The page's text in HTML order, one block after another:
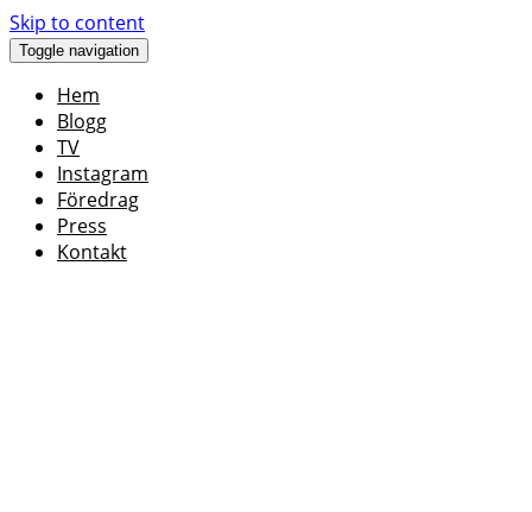
Skip to content
Toggle navigation
Hem
Blogg
TV
Instagram
Föredrag
Press
Kontakt